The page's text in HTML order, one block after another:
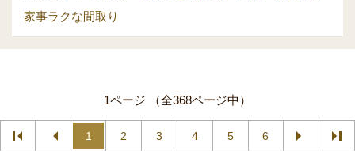
家事ラクな間取り
1ページ （全368ページ中）
1 2 3 4 5 6